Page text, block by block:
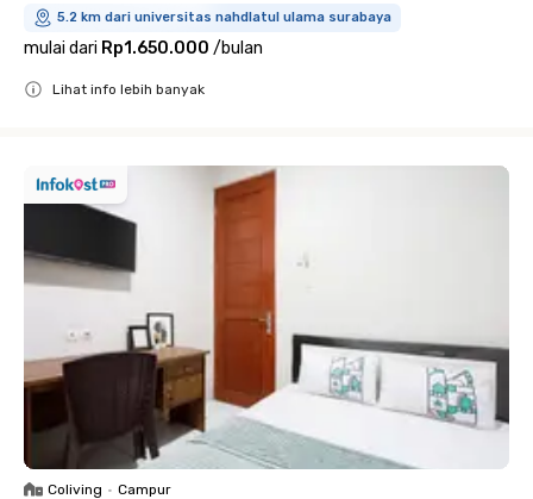
5.2 km dari universitas nahdlatul ulama surabaya
mulai dari Rp1.650.000 /bulan
Lihat info lebih banyak
Coliving • Campur